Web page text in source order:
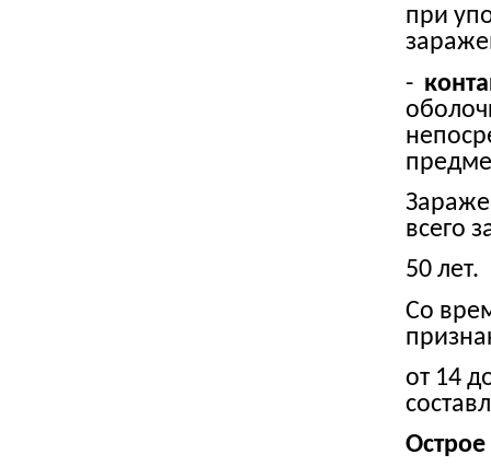
при
-
всего
50 лет.
Со
от 14